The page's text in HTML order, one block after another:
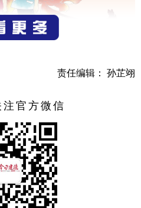
责任编辑： 孙芷翊
官方微信